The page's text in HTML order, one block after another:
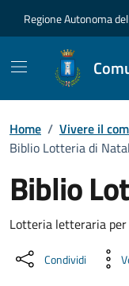
Regione Autonoma
Home / Vivere il
Biblio Lotteria di
Biblio
Dettaglio
Lotteria letteraria
Condividi